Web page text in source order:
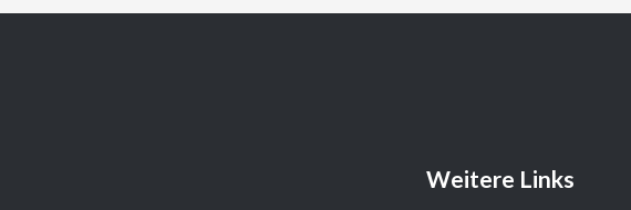
Weitere Links